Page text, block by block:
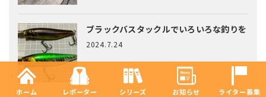
ブラックバスタックルでいろいろな釣りを
2024.7.24
ホーム レポーター シリーズ お知らせ ライター募集